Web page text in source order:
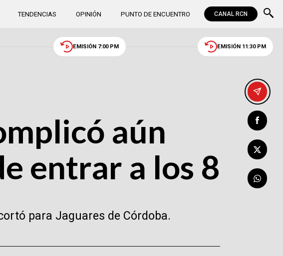
TENDENCIAS OPINIÓN PUNTO DE ENCUENTRO CANAL RCN
EMISIÓN 7:00 PM EMISIÓN 11:30 PM
aún
entrar a los 8
para Jaguares de Córdoba.